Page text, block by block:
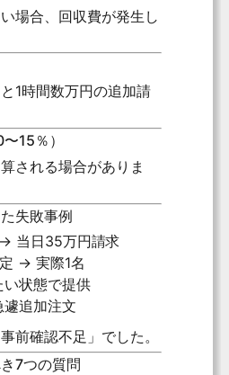
場合、回収費が発生し
1時間数万円の追加請
15％）
される場合がありま
失敗事例
当日35万円請求
→ 実際1名
状態で提供
追加注文
前確認不足」でした。
7つの質問